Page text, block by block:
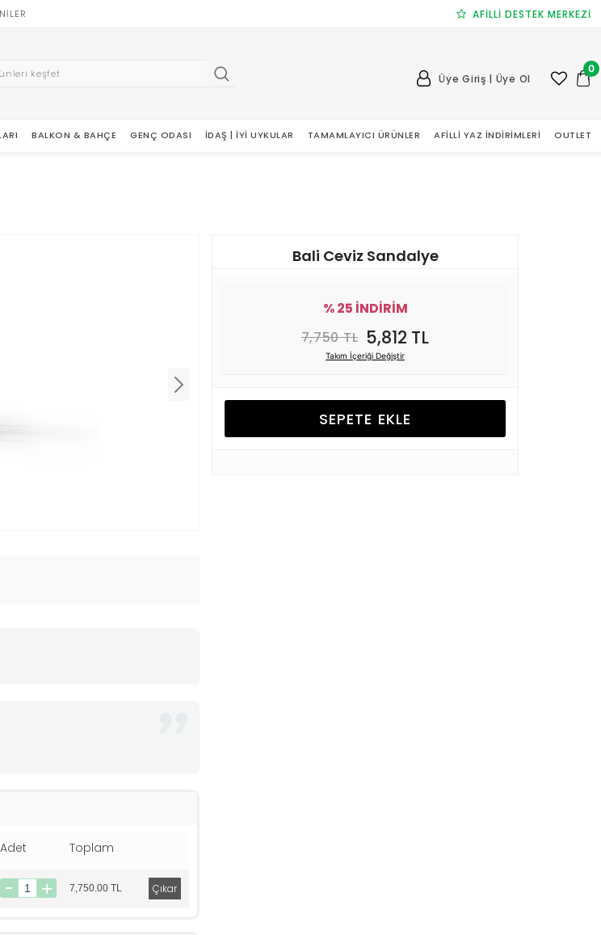
AFİLLİ DESTEK MERKEZİ
Üye Giriş | Üye Ol
0
BALKON & BAHÇE GENÇ ODASI İDAŞ | İYI UYKULAR TAMAMLAYICI ÜRÜNLER AFILLI YAZ İNDIRIMLERI OUTLET
Adet Toplam
7,750.00 TL
Bali Ceviz Sandalye
% 25 İNDİRİM
7,750 TL 5,812 TL
Takım İçeriği Değiştir
SEPETE EKLE